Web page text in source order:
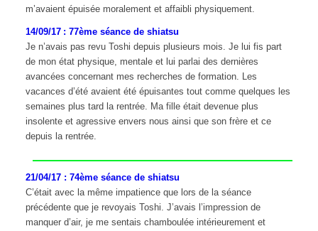
m’avaient épuisée moralement et affaibli physiquement.
14/09/17 : 77ème séance de shiatsu
Je n’avais pas revu Toshi depuis plusieurs mois. Je lui fis part
de mon état physique, mentale et lui parlai des dernières
avancées concernant mes recherches de formation. Les
vacances d’été avaient été épuisantes tout comme quelques les
semaines plus tard la rentrée. Ma fille était devenue plus
insolente et agressive envers nous ainsi que son frère et ce
depuis la rentrée.
21/04/17 : 74ème séance de shiatsu
C’était avec la même impatience que lors de la séance
précédente que je revoyais Toshi. J’avais l’impression de
manquer d’air, je me sentais chamboulée intérieurement et